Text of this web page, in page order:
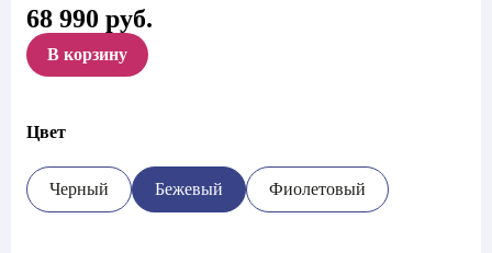
68 990 руб.
В корзину
Цвет
Черный Бежевый Фиолетовый